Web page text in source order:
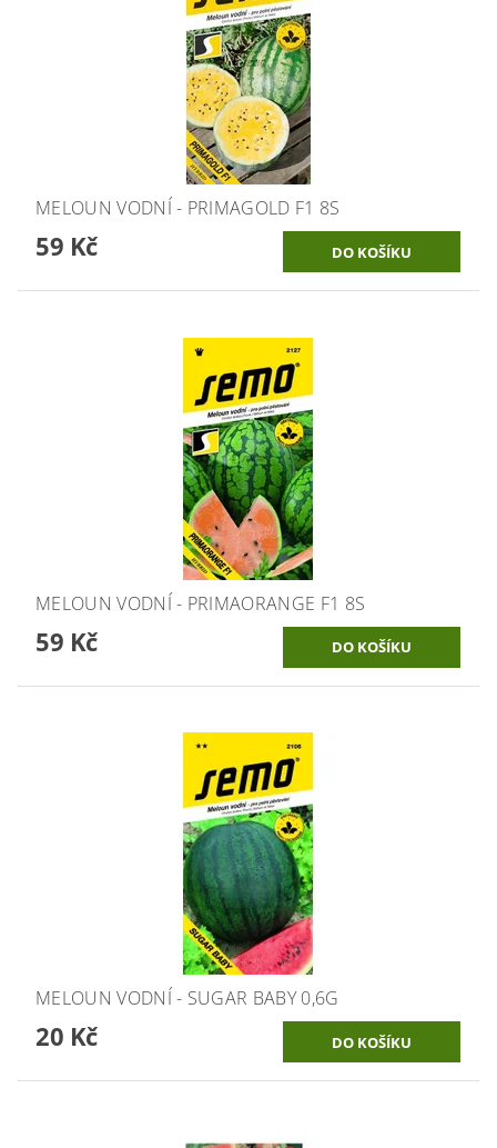
MELOUN VODNÍ - PRIMAGOLD F1 8S
59 Kč
MELOUN VODNÍ - PRIMAORANGE F1 8S
59 Kč
MELOUN VODNÍ - SUGAR BABY 0,6G
20 Kč